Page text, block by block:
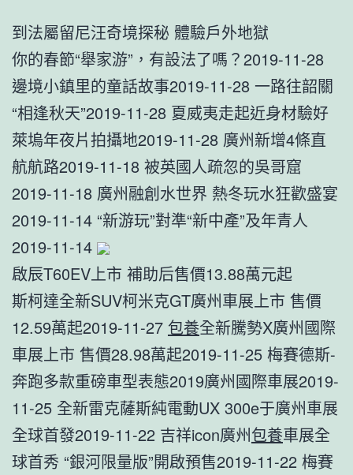
到法屬留尼汪奇境探秘 體驗戶外地獄
你的春節“舉家游”，有設法了嗎？2019-11-28
邊境小鎮里的童話故事2019-11-28 一路往韶關
“相逢秋天”2019-11-28 夏威夷走起近身材驗好
萊塢年夜片拍攝地2019-11-28 廣州新增4條直
航航路2019-11-18 被英國人疏忽的吳哥窟
2019-11-18 廣州融創水世界 熱冬玩水狂歡盛宴
2019-11-14 “新游玩”對準“新中產”及年青人
2019-11-14
啟辰T60EV上市 補助后售價13.88萬元起
斯柯達全新SUV柯米克GT廣州車展上市 售價
12.59萬起2019-11-27 ​ 包養全新騰勢X廣州國際
車展上市 售價28.98萬起2019-11-25 梅賽德斯-
奔跑多款重磅車型表態2019廣州國際車展2019-
11-25 全新雷克薩斯純電動UX 300e于廣州車展
全球首發2019-11-22 吉祥icon廣州包養車展全
球首秀 “銀河限量版”開啟預售2019-11-22 梅賽